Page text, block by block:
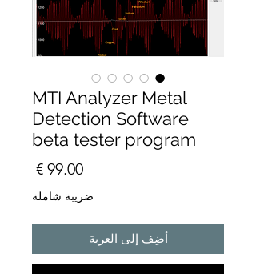
MTI Analyzer Metal
Detection Software
beta tester program
ضريبة شاملة
أضِف إلى العربة